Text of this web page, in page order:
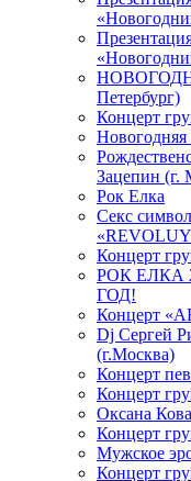
Петербург)
Концерт
Зацепин (г.
Рок Елка
Секс
Концерт
РОК ЕЛКА
ГОД!
Концерт
Dj Сергей
(г.Москва)
Концерт
Концерт
Оксана
Концерт
Мужское
Концерт